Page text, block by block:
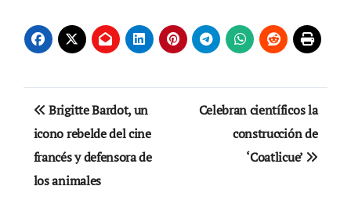
Navegación
de
entradas
Brigitte Bardot, un
icono rebelde del cine
francés y defensora de
los animales
Celebran científicos la
construcción de
‘Coatlicue’